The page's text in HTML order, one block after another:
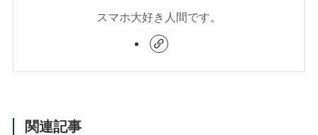
スマホ大好き人間です。
関連記事